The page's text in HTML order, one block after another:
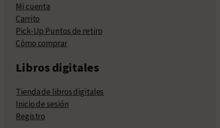
Mi cuenta
Carrito
Pick-Up Puntos de retiro
Cómo comprar
Libros digitales
Tienda de libros digitales
Inicio de sesión
Registro